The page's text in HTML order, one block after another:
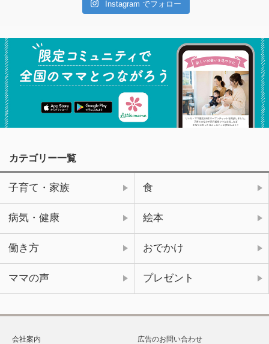
Instagram でフォロー
カテゴリー一覧
子育て・家族 食
病気・健康 絵本
働き方 おでかけ
ママの声 プレゼント
会社案内 広告のお問い合わせ